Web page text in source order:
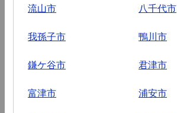
流山市 八千代市
我孫子市 鴨川市
鎌ケ谷市 君津市
富津市 浦安市